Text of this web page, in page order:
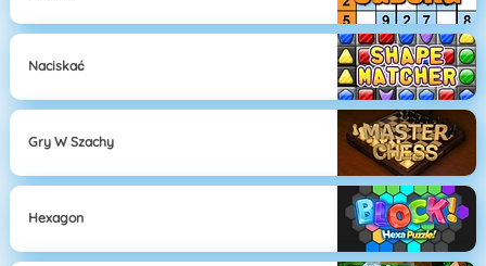
Naciskać
Gry W Szachy
Hexagon